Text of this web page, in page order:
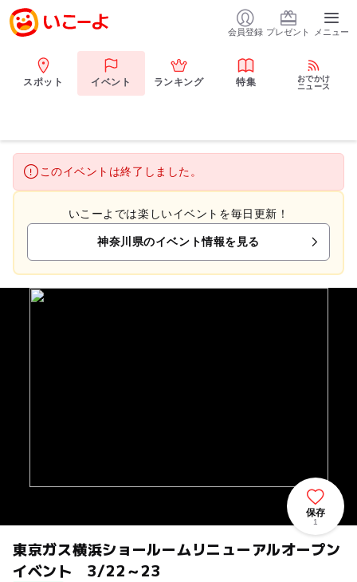
会員登録 プレゼント メニュー
スポット イベント ランキング 特集
おでかけ
ニュース
このイベントは終了しました。
いこーよでは楽しいイベントを毎日更新！
神奈川県のイベント情報を見る
東京ガス横浜ショールームリニューアルオープン
イベント 3/22～23
保存
1